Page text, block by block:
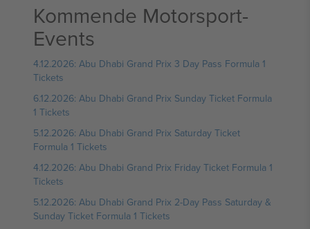
Kommende Motorsport-
Events
4.12.2026: Abu Dhabi Grand Prix 3 Day Pass Formula 1
Tickets
6.12.2026: Abu Dhabi Grand Prix Sunday Ticket Formula
1 Tickets
5.12.2026: Abu Dhabi Grand Prix Saturday Ticket
Formula 1 Tickets
4.12.2026: Abu Dhabi Grand Prix Friday Ticket Formula 1
Tickets
5.12.2026: Abu Dhabi Grand Prix 2-Day Pass Saturday &
Sunday Ticket Formula 1 Tickets